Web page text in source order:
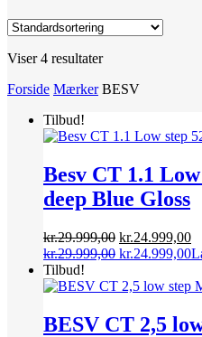
Viser 4 resultater
Forside Mærker BESV
Tilbud!
Besv CT 1.1
deep Blue Gloss
kr.29.999,00 Den
oprindelige
var:
kr.24.999,00
kr.29.999,00 Den
pris
kr.29.999,00.
kr.24.999,00
Tilbud!
BESV CT 2,5